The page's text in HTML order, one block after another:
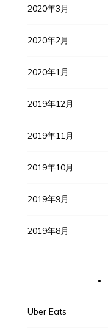
2020年3月
2020年2月
2020年1月
2019年12月
2019年11月
2019年10月
2019年9月
2019年8月
Uber Eats